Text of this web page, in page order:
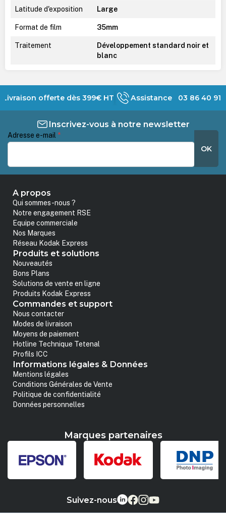
Latitude d'exposition Large
Format de film 35mm
Traitement
Développement standard noir et
blanc
Livraison offerte dès 399€ HT Assistance 03 86 40 91
Inscrivez-vous à notre newsletter
Adresse e-mail *
OK
A propos
Qui sommes-nous ?
Notre engagement RSE
Equipe commerciale
Nos Marques
Réseau Kodak Express
Produits et solutions
Nouveautés
Bons Plans
Solutions de vente en ligne
Produits Kodak Express
Commandes et support
Nous contacter
Modes de livraison
Moyens de paiement
Hotline Technique Tetenal
Profils ICC
Informations légales & Données
Mentions légales
Conditions Générales de Vente
Politique de confidentialité
Données personnelles
Marques partenaires
Suivez-nous